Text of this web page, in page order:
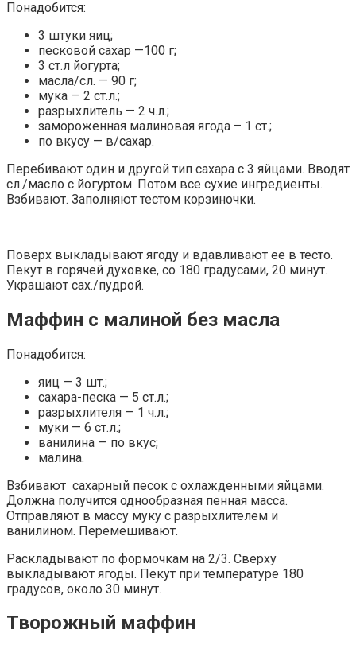
Понадобится:
3 штуки яиц;
песковой сахар —100 г;
3 ст.л йогурта;
масла/сл. — 90 г;
мука — 2 ст.л.;
разрыхлитель — 2 ч.л.;
замороженная малиновая ягода – 1 ст.;
по вкусу — в/сахар.
Перебивают один и другой тип сахара с 3 яйцами. Вводят
сл./масло с йогуртом. Потом все сухие ингредиенты.
Взбивают. Заполняют тестом корзиночки.
Поверх выкладывают ягоду и вдавливают ее в тесто.
Пекут в горячей духовке, со 180 градусами, 20 минут.
Украшают сах./пудрой.
Маффин с малиной без масла
Понадобится:
яиц — 3 шт.;
сахара-песка — 5 ст.л.;
разрыхлителя — 1 ч.л.;
муки — 6 ст.л.;
ванилина — по вкус;
малина.
Взбивают сахарный песок с охлажденными яйцами.
Должна получится однообразная пенная масса.
Отправляют в массу муку с разрыхлителем и
ванилином. Перемешивают.
Раскладывают по формочкам на 2/3. Сверху
выкладывают ягоды. Пекут при температуре 180
градусов, около 30 минут.
Творожный маффин